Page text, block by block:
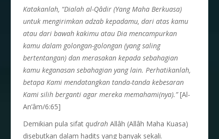
Katakanlah, “Dialah al-Qâdir (Yang Maha Berkuasa)
untuk mengirimkan adzab kepadamu, dari atas kamu
atau dari bawah kakimu atau Dia mencampurkan
kamu dalam golongan-golongan (yang saling
bertentangan) dan merasakan kepada sebahagian
kamu keganasan sebahagian yang lain. Perhatikanlah,
betapa Kami mendatangkan tanda-tanda kebesaran
Kami silih berganti agar mereka memahami(nya).”[Al-
An’âm/6:65]
Demikian pula sifatqudrah Allâh (Allâh Maha Kuasa)
disebutkan dalam hadits yang banyak sekali.